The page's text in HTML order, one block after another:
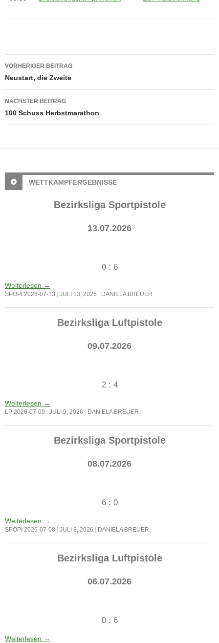
Beitragsnavigation
VORHERIGER BEITRAG
Neustart, die Zweite
NÄCHSTER BEITRAG
100 Schuss Herbstmarathon
WETTKAMPFERGEBNISSE
Bezirksliga Sportpistole
13.07.2026
0 : 6
Weiterlesen →
SPOPI 2026-07-13 JULI 13, 2026 DANIELA BREUER
Bezirksliga Luftpistole
09.07.2026
2 : 4
Weiterlesen →
LP 2026-07-09 JULI 9, 2026 DANIELA BREUER
Bezirksliga Sportpistole
08.07.2026
6 : 0
Weiterlesen →
SPOPI 2026-07-08 JULI 8, 2026 DANIELA BREUER
Bezirksliga Luftpistole
06.07.2026
0 : 6
Weiterlesen →